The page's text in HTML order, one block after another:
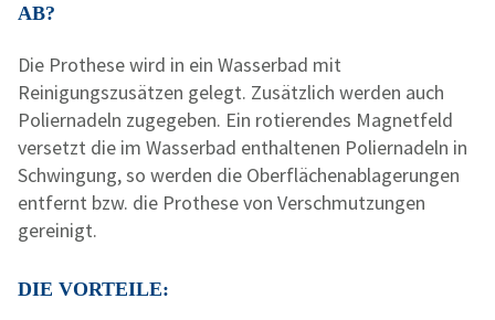
AB?
Die Prothese wird in ein Wasserbad mit
Reinigungszusätzen gelegt. Zusätzlich werden auch
Poliernadeln zugegeben. Ein rotierendes Magnetfeld
versetzt die im Wasserbad enthaltenen Poliernadeln in
Schwingung, so werden die Oberflächenablagerungen
entfernt bzw. die Prothese von Verschmutzungen
gereinigt.
DIE VORTEILE: